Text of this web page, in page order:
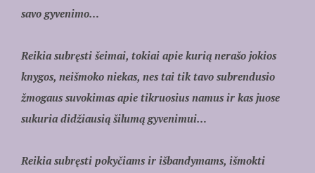
savo gyvenimo…
Reikia subręsti šeimai, tokiai apie kurią nerašo jokios
knygos, neišmoko niekas, nes tai tik tavo subrendusio
žmogaus suvokimas apie tikruosius namus ir kas juose
sukuria didžiausią šilumą gyvenimui…
Reikia subręsti pokyčiams ir išbandymams, išmokti